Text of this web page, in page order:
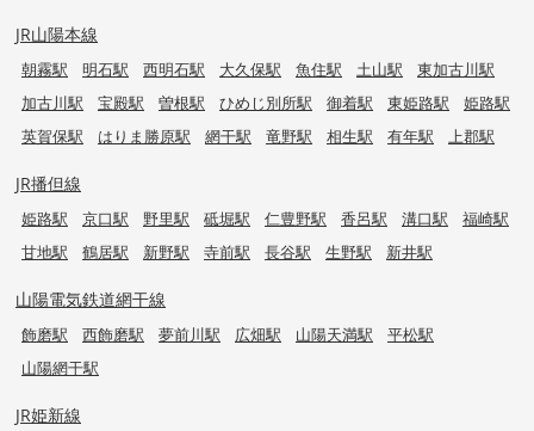
JR山陽本線
朝霧駅 明石駅 西明石駅 大久保駅 魚住駅 土山駅
東加古川駅
加古川駅
宝殿駅 曽根駅 ひめじ別所駅 御着駅 東姫路駅
姫路駅
英賀保駅
はりま勝原駅 網干駅 竜野駅 相生駅 有年駅 上郡駅
JR播但線
姫路駅 京口駅 野里駅 砥堀駅 仁豊野駅 香呂駅 溝口駅
福崎駅
甘地駅
鶴居駅 新野駅 寺前駅 長谷駅 生野駅 新井駅
山陽電気鉄道網干線
飾磨駅 西飾磨駅 夢前川駅 広畑駅 山陽天満駅
平松駅
山陽網干駅
JR姫新線